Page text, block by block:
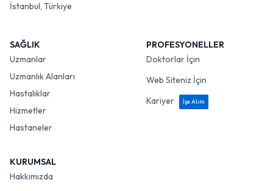
İstanbul, Türkiye
SAĞLIK
Uzmanlar
Uzmanlık Alanları
Hastalıklar
Hizmetler
Hastaneler
PROFESYONELLER
Doktorlar İçin
Web Siteniz İçin
Kariyer
İşe Alım
KURUMSAL
Hakkımızda